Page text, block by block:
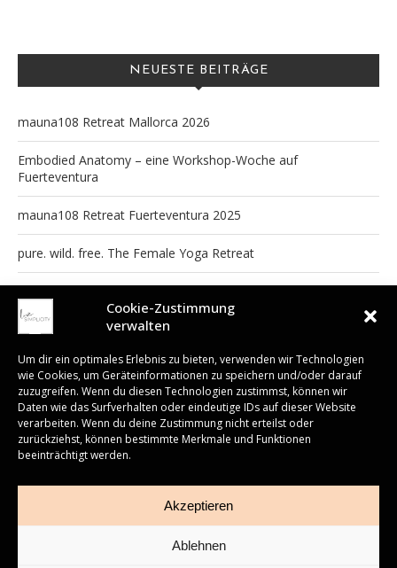
Cookie-Zustimmung
verwalten
Um dir ein optimales Erlebnis zu bieten, verwenden wir Technologien
wie Cookies, um Geräteinformationen zu speichern und/oder darauf
zuzugreifen. Wenn du diesen Technologien zustimmst, können wir
Daten wie das Surfverhalten oder eindeutige IDs auf dieser Website
verarbeiten. Wenn du deine Zustimmung nicht erteilst oder
zurückziehst, können bestimmte Merkmale und Funktionen
beeinträchtigt werden.
Akzeptieren
Ablehnen
NEUESTE BEITRÄGE
mauna108 Retreat Mallorca 2026
Embodied Anatomy – eine Workshop-Woche auf
Fuerteventura
mauna108 Retreat Fuerteventura 2025
pure. wild. free. The Female Yoga Retreat
Impressum
READ ALSO
Chestnut – the
undiscovered
superfood
10. Mai 2017
Bliss-Ball-Tuesday –
jetzt auch bei dir zu